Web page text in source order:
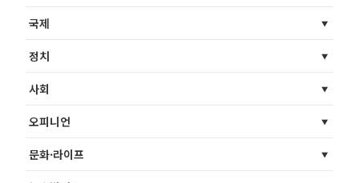
국제
정치
사회
오피니언
문화·라이프